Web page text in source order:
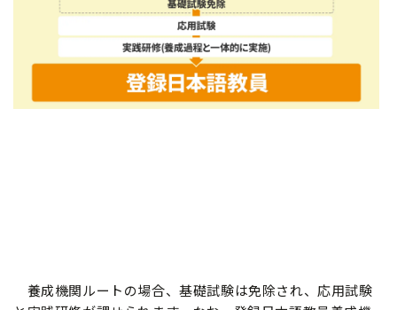
養成機関ルートの場合、基礎試験は免除され、応用試験